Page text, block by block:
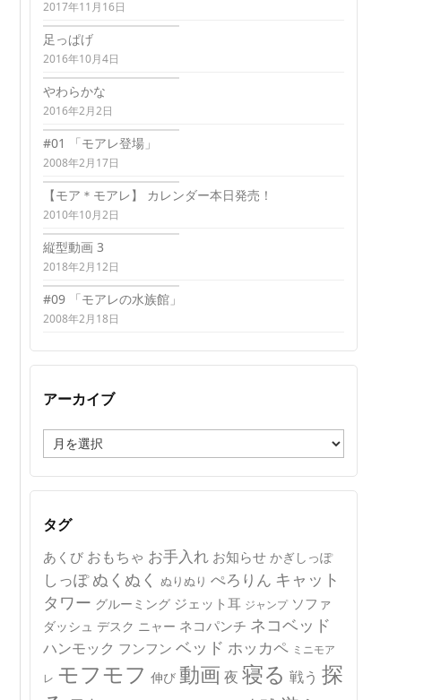
2017年11月16日
足っぱげ
2016年10月4日
やわらかな
2016年2月2日
#01 「モアレ登場」
2008年2月17日
【モア＊モアレ】 カレンダー本日発売！
2010年10月2日
縦型動画 3
2018年2月12日
#09 「モアレの水族館」
2008年2月18日
アーカイブ
ー
カ
イ
タグ
あくび おもちゃ お手入れ お知らせ かぎしっぽ
しっぽ ぬくぬく ぬりぬり ぺろりん キャット
タワー グルーミング ジェット耳 ジャンプ ソファ
ダッシュ デスク ニャー ネコパンチ ネコベッド
ハンモック フンフン ベッド ホッカペ ミニモア
レ モフモフ 伸び 動画 夜 寝る 戦う 探